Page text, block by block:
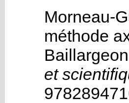
Morneau-
méthode
et